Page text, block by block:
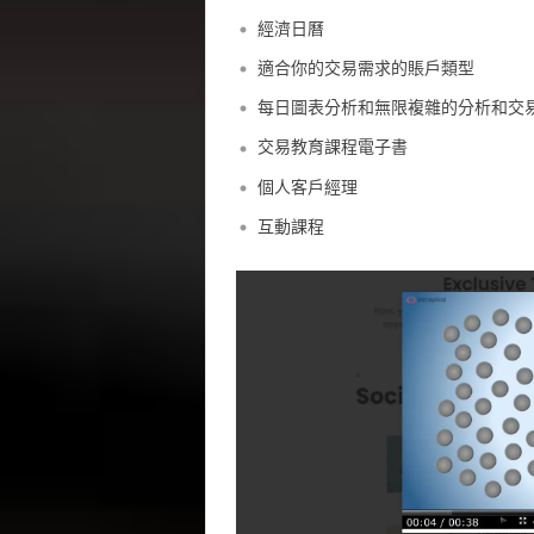
經濟日曆
適合你的交易需求的賬戶類型
每日圖表分析和無限複雜的分析和交
交易教育課程電子書
個人客戶經理
互動課程